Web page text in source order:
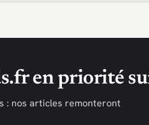
en priorité
: nos articles remonteront